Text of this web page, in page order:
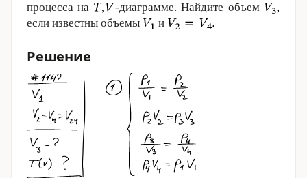
процесса на
-диаграмме. Найдите объем
если известны объемы
и
Решение